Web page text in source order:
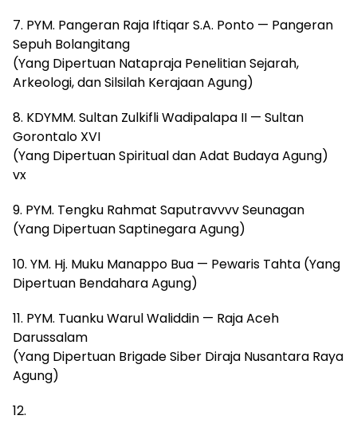
7. PYM. Pangeran Raja Iftiqar S.A. Ponto — Pangeran
Sepuh Bolangitang
(Yang Dipertuan Natapraja Penelitian Sejarah,
Arkeologi, dan Silsilah Kerajaan Agung)
8. KDYMM. Sultan Zulkifli Wadipalapa II — Sultan
Gorontalo XVI
(Yang Dipertuan Spiritual dan Adat Budaya Agung)
vx
9. PYM. Tengku Rahmat Saputravvvv Seunagan
(Yang Dipertuan Saptinegara Agung)
10. YM. Hj. Muku Manappo Bua — Pewaris Tahta (Yang
Dipertuan Bendahara Agung)
11. PYM. Tuanku Warul Waliddin — Raja Aceh
Darussalam
(Yang Dipertuan Brigade Siber Diraja Nusantara Raya
Agung)
12.